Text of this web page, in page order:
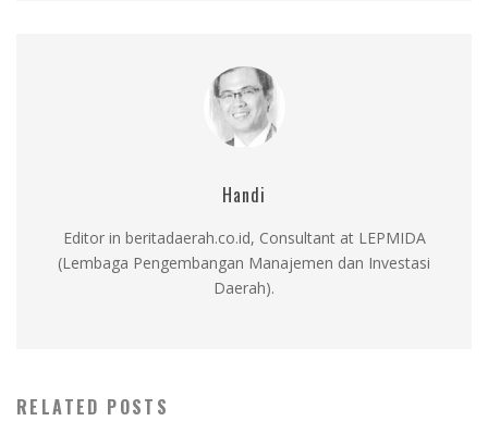
Handi
Editor in beritadaerah.co.id, Consultant at LEPMIDA
(Lembaga Pengembangan Manajemen dan Investasi
Daerah).
RELATED POSTS